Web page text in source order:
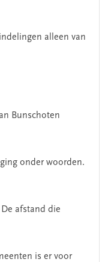
alleen van
Bunschoten
onder woorden.
afstand die
is er voor